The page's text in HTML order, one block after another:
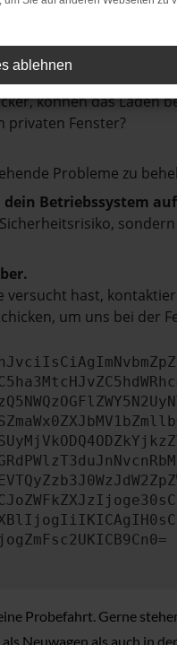
deine Suchmaschine?
können das Laden
privaten Fenster?
Probleme zu
Betriebssystem
hast,
um uns bei der
Probefahrt. Gerne
Neuwagen als auch in
ablehnen